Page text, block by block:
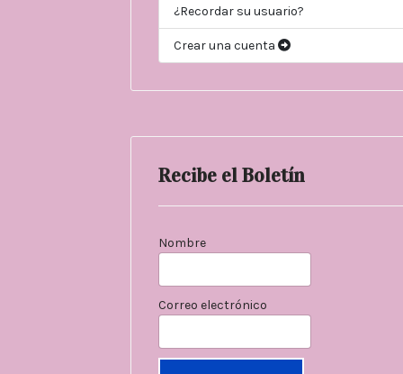
¿Recordar su usuario?
Crear una cuenta
Recibe el Boletín
Nombre
Correo electrónico